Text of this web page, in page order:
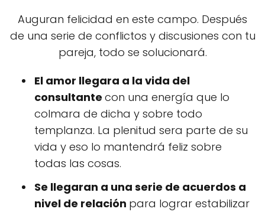
Auguran felicidad en este campo. Después
de una serie de conflictos y discusiones con tu
pareja, todo se solucionará.
El amor llegara a la vida del
consultante con una energía que lo
colmara de dicha y sobre todo
templanza. La plenitud sera parte de su
vida y eso lo mantendrá feliz sobre
todas las cosas.
Se llegaran a una serie de acuerdos a
nivel de relación para lograr estabilizar